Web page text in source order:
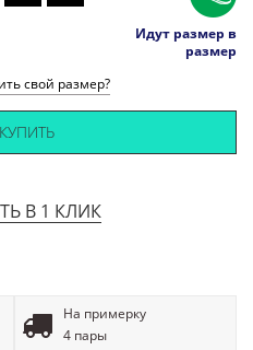
Идут размер в
размер
свой размер?
КУПИТЬ
В 1 КЛИК
На примерку
4 пары